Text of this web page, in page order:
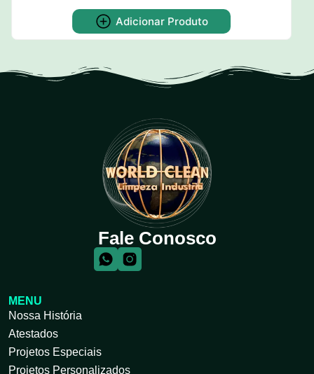
Fale Conosco
MENU
Nossa História
Atestados
Projetos Especiais
Projetos Personalizados